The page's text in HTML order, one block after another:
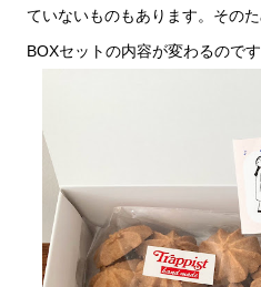
ていないものもあります。その
BOXセットの内容が変わるので